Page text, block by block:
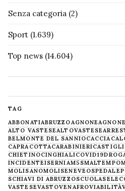
Senza categoria (2)
Sport (1.639)
Top news (14.604)
TAG
ABBONATIABRUZZOAGNONE
ALTO VASTESEALTOVASTESE
BELMONTE DEL SANNIOCACCIA
CAPRACOTTACARABINIERI
CHIETINOCINGHIALICOVID19
INCIDENTEISERNIAM5SMALTEMPO
MOLISANOMOLISENEVE OSPEDALE
SCHIAVI DI ABRUZZOSCUOLA
VASTESEVASTOVENAFROVIABILITÀ